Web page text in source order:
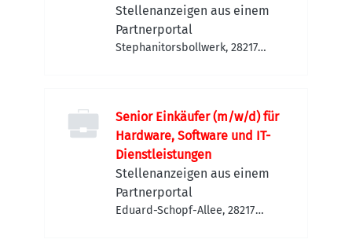
Stellenanzeigen aus einem
Partnerportal
Stephanitorsbollwerk, 28217
Senior Einkäufer (m/w/d) für
Hardware, Software und IT-
Dienstleistungen
Stellenanzeigen aus einem
Partnerportal
Eduard-Schopf-Allee, 28217